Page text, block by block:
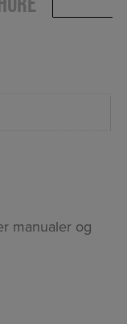
manualer og